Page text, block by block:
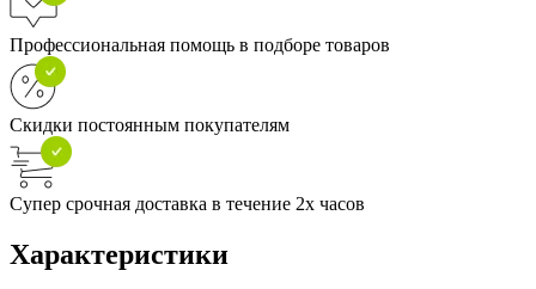
Профессиональная помощь в подборе товаров
Скидки постоянным покупателям
Супер срочная доставка в течение 2х часов
Характеристики